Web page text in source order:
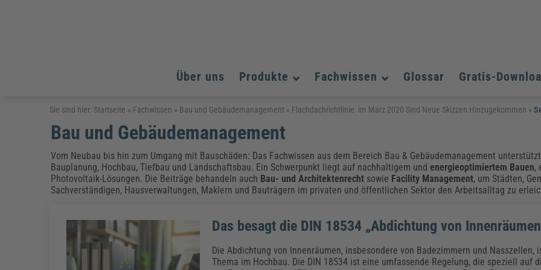
Über uns Produkte
Arbeitsschutz
Fachpublikationen & Arbeitshilfen
Arbeitssicherheit & Gesundheitsschutz Aushangpflichtige Gesetze & Vorschriften
Brandschutz
Chemikalen & Gefahrstoffe
Arbeitsschutz & Brandschutz Gefahrstoffe & REACH
Assistenz und Office-Management
Weiterbildungen (AKADEMIE HERKERT)
Assistenz & Office-Management
Baurecht & Architektenrecht Bauausführung
Energieoptimiertes & klimaneutrales Bauen
Immobilienwirtschaft
Bau, Immobilien & Gebäudemanagement
Bildung und Erziehung
Fachpublikationen & Arbeitshilfen
Datenschutz und IT-Sicherheit
Fachpublikationen & Arbeitshilfen
Datenschutz & IT-Sicherheit
Elektrosicherheit & Elektrotechnik
Energie und Umwelt
Fachpublikationen & Arbeitshilfen
Weiterbildungen (AKADEMIE HERKERT)
Führung und Management
Fachpublikationen & Arbeitshilfen
Weiterbildungen (AKADEMIE HERKERT)
Fachwissen
Arbeitsschutz Assistenz und Office-Management
Bildung und Erziehung
Energie und Umwelt
Führung und Management
Kommunales
Künstliche Intelligenz
Glossar Gratis-
Arbeitsschutz Assistenz und Office-Management
Bildung und Erziehung
Energie und Umwelt
Führung und Management
Kommunales
Künstliche Intelligenz
Sie sind hier: Startseite » Fachwissen » Bau und Gebäudemanagement » Flachdachrichtlinie: im März 2020 Sind Neue Skizzen Hinzugekommen »
Bau und Gebäudemanagement
Vom Neubau bis hin zum Umgang mit Bauschäden: Das Fachwissen aus dem Bereich Bau & Gebäudemanagement
Bauplanung, Hochbau, Tiefbau und Landschaftsbau. Ein Schwerpunkt liegt auf nachhaltigem undenergieoptimiertem Bauen,
Photovoltaik-Lösungen. Die Beiträge behandeln auch Bau- und Architektenrecht sowie Facility Management, um Städten,
Sachverständigen, Hausverwaltungen, Maklern und Bauträgern im privaten und öffentlichen Sektor den Arbeitsalltag zu
Das besagt die DIN 18534 „Abdichtung von
Die Abdichtung von Innenräumen, insbesondere von Badezimmern und Nasszellen,
Thema im Hochbau. Die DIN 18534 ist eine umfassende Regelung, die speziell auf